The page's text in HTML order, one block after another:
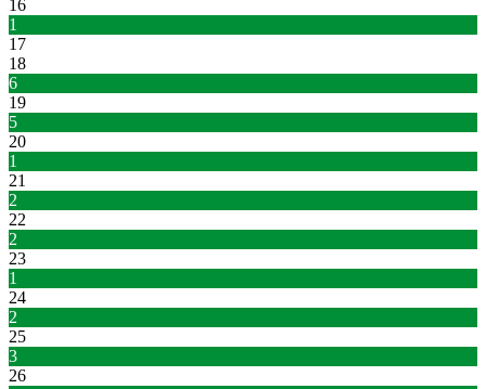
16
1
17
18
6
19
5
20
1
21
2
22
2
23
1
24
2
25
3
26